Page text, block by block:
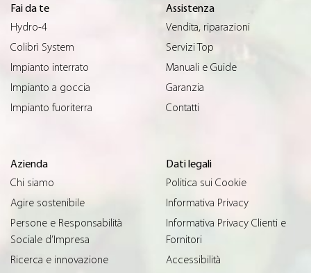
Fai da te
Hydro-4
Colibrì System
Impianto interrato
Impianto a goccia
Impianto fuoriterra
Assistenza
Vendita, riparazioni
Servizi Top
Manuali e Guide
Garanzia
Contatti
Azienda
Chi siamo
Agire sostenibile
Persone e Responsabilità
Sociale d’Impresa
Ricerca e innovazione
Dati legali
Politica sui Cookie
Informativa Privacy
Informativa Privacy Clienti e
Fornitori
Accessibilità